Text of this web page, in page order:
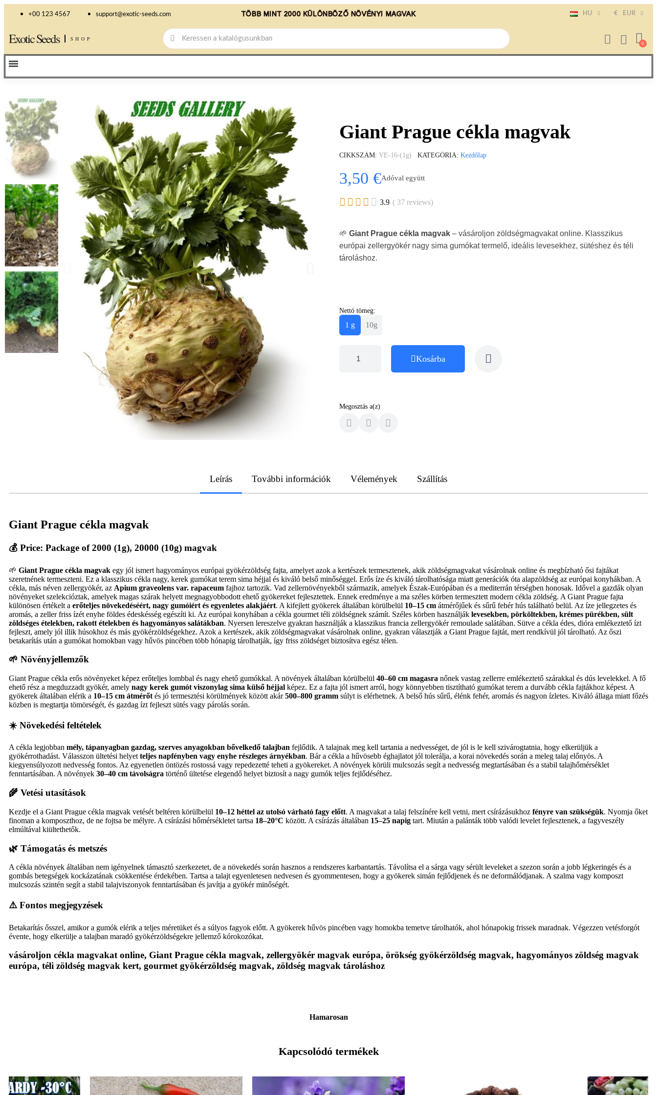
+00 123 4567 support@exotic-seeds.com TÖBB MINT 2000 KÜLÖNBÖZŐ NÖVÉNYI MAGVAK HU € EUR
Exotic Seeds SHOP
Giant Prague cékla magvak
CIKKSZÁM VE-16-(1g) KATEGÓRIA Kezdőlap
3,50 €Adóval együtt
     3.9 ( 37 reviews)
🌱 Giant Prague cékla magvak – vásároljon zöldségmagvakat online. Klasszikus
európai zellergyökér nagy sima gumókat termelő, ideális levesekhez, sütéshez és téli
tároláshoz.
Nettó tömeg:
1 g 10g
Kosárba
Megosztás a(z)
Leírás További információk Vélemények Szállítás
Giant Prague cékla magvak
💰 Price: Package of 2000 (1g), 20000 (10g) magvak
🌱 Giant Prague cékla magvak egy jól ismert hagyományos európai gyökérzöldség fajta, amelyet azok a kertészek termesztenek, akik zöldségmagvakat vásárolnak online és megbízható ősi fajtákat
szeretnének termeszteni. Ez a klasszikus cékla nagy, kerek gumókat terem sima héjjal és kiváló belső minőséggel. Erős íze és kiváló tárolhatósága miatt generációk óta alapzöldség az európai konyhákban. A
cékla, más néven zellergyökér, az Apium graveolens var. rapaceum fajhoz tartozik. Vad zellernövényekből származik, amelyek Észak-Európában és a mediterrán térségben honosak. Idővel a gazdák olyan
növényeket szelekcióztak, amelyek magas szárak helyett megnagyobbodott ehető gyökereket fejlesztettek. Ennek eredménye a ma széles körben termesztett modern cékla zöldség. A Giant Prague fajta
különösen értékelt a erőteljes növekedéséért, nagy gumóiért és egyenletes alakjáért. A kifejlett gyökerek általában körülbelül 10–15 cm átmérőjűek és sűrű fehér hús található belül. Az íze jellegzetes és
aromás, a zeller friss ízét enyhe földes édeskésség egészíti ki. Az európai konyhában a cékla gourmet téli zöldségnek számít. Széles körben használják levesekben, pörköltekben, krémes pürékben, sült
zöldséges ételekben, rakott ételekben és hagyományos salátákban. Nyersen lereszelve gyakran használják a klasszikus francia zellergyökér remoulade salátában. Sütve a cékla édes, dióra emlékeztető ízt
fejleszt, amely jól illik húsokhoz és más gyökérzöldségekhez. Azok a kertészek, akik zöldségmagvakat vásárolnak online, gyakran választják a Giant Prague fajtát, mert rendkívül jól tárolható. Az őszi
betakarítás után a gumókat homokban vagy hűvös pincében több hónapig tárolhatják, így friss zöldséget biztosítva egész télen.
🌱 Növényjellemzők
Giant Prague cékla erős növényeket képez erőteljes lombbal és nagy ehető gumókkal. A növények általában körülbelül 40–60 cm magasra nőnek vastag zellerre emlékeztető szárakkal és dús levelekkel. A fő
ehető rész a megduzzadt gyökér, amely nagy kerek gumót viszonylag sima külső héjjal képez. Ez a fajta jól ismert arról, hogy könnyebben tisztítható gumókat terem a durvább cékla fajtákhoz képest. A
gyökerek általában elérik a 10–15 cm átmérőt és jó termesztési körülmények között akár500–800 gramm súlyt is elérhetnek. A belső hús sűrű, élénk fehér, aromás és nagyon ízletes. Kiváló állaga miatt főzés
közben is megtartja tömörségét, és gazdag ízt fejleszt sütés vagy párolás során.
☀️ Növekedési feltételek
A cékla legjobban mély, tápanyagban gazdag, szerves anyagokban bővelkedő talajban fejlődik. A talajnak meg kell tartania a nedvességet, de jól is le kell szivárogtatnia, hogy elkerüljük a
gyökérrothadást. Válasszon ültetési helyet teljes napfényben vagy enyhe részleges árnyékban. Bár a cékla a hűvösebb éghajlatot jól tolerálja, a korai növekedés során a meleg talaj előnyös. A
kiegyensúlyozott nedvesség fontos. Az egyenetlen öntözés rostossá vagy repedezetté teheti a gyökereket. A növények körüli mulcsozás segít a nedvesség megtartásában és a stabil talajhőmérséklet
fenntartásában. A növények 30–40 cm távolságra történő ültetése elegendő helyet biztosít a nagy gumók teljes fejlődéséhez.
🌾 Vetési utasítások
Kezdje el a Giant Prague cékla magvak vetését beltéren körülbelül 10–12 héttel az utolsó várható fagy előtt. A magvakat a talaj felszínére kell vetni, mert csírázásukhoz fényre van szükségük. Nyomja őket
finoman a komposzthoz, de ne fojtsa be mélyre. A csírázási hőmérsékletet tartsa 18–20°C között. A csírázás általában 15–25 napig tart. Miután a palánták több valódi levelet fejlesztenek, a fagyveszély
elmúltával kiültethetők.
🌿 Támogatás és metszés
A cékla növények általában nem igényelnek támasztó szerkezetet, de a növekedés során hasznos a rendszeres karbantartás. Távolítsa el a sárga vagy sérült leveleket a szezon során a jobb légkeringés és a
gombás betegségek kockázatának csökkentése érdekében. Tartsa a talajt egyenletesen nedvesen és gyommentesen, hogy a gyökerek simán fejlődjenek és ne deformálódjanak. A szalma vagy komposzt
mulcsozás szintén segít a stabil talajviszonyok fenntartásában és javítja a gyökér minőségét.
⚠️ Fontos megjegyzések
Betakarítás ősszel, amikor a gumók elérik a teljes méretüket és a súlyos fagyok előtt. A gyökerek hűvös pincében vagy homokba temetve tárolhatók, ahol hónapokig frissek maradnak. Végezzen vetésforgót
évente, hogy elkerülje a talajban maradó gyökérzöldségekre jellemző kórokozókat.
vásároljon cékla magvakat online, Giant Prague cékla magvak, zellergyökér magvak európa, örökség gyökérzöldség magvak, hagyományos zöldség magvak
európa, téli zöldség magvak kert, gourmet gyökérzöldség magvak, zöldség magvak tároláshoz
Hamarosan
Kapcsolódó termékek